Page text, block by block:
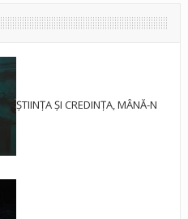
ȘTIINȚA ȘI CREDINȚA, MÂNĂ-N